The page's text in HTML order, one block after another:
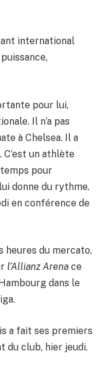
international
pour lui,
Il n’a pas
à Chelsea. Il a
un athlète
pour
donne du rythme.
en conférence de
heures du mercato,
l’Allianz Arena ce
dans le
a fait ses premiers
du club, hier jeudi.